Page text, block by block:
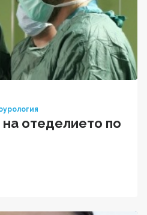
отеделието по